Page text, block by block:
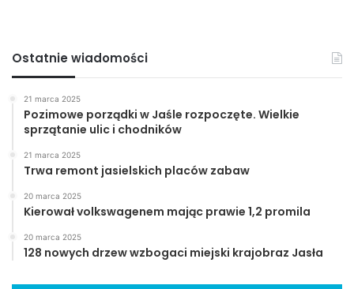
Ostatnie wiadomości
21 marca 2025
Pozimowe porządki w Jaśle rozpoczęte. Wielkie
sprzątanie ulic i chodników
21 marca 2025
Trwa remont jasielskich placów zabaw
20 marca 2025
Kierował volkswagenem mając prawie 1,2 promila
20 marca 2025
128 nowych drzew wzbogaci miejski krajobraz Jasła